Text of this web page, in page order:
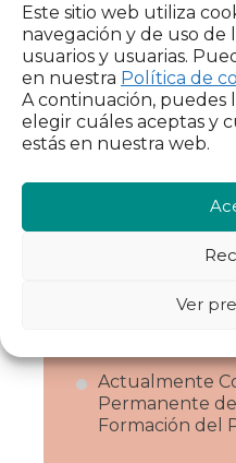
Este sitio web utiliza
navegación y de uso de
usuarios y usuarias.
en nuestra Política de
A continuación, puedes
elegir cuáles aceptas y
estás en nuestra web.
Ver
Datos
Doctora
Actualmente
Permanente
Formación del